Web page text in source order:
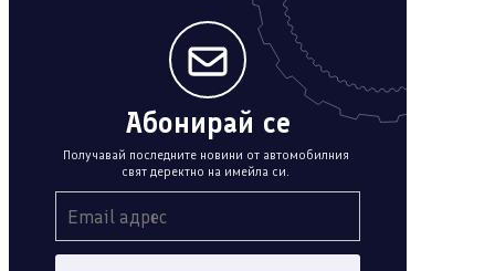
Абонирай се
Получавай последните новини от автомобилния
свят деректно на имейла си.